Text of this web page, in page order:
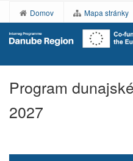
Domov Mapa stránky
Program
2027